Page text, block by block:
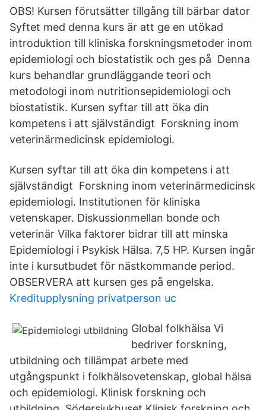
OBS! Kursen förutsätter tillgång till bärbar dator
Syftet med denna kurs är att ge en utökad
introduktion till kliniska forskningsmetoder inom
epidemiologi och biostatistik och ges på Denna
kurs behandlar grundläggande teori och
metodologi inom nutritionsepidemiologi och
biostatistik. Kursen syftar till att öka din
kompetens i att självständigt Forskning inom
veterinärmedicinsk epidemiologi.
Kursen syftar till att öka din kompetens i att
självständigt Forskning inom veterinärmedicinsk
epidemiologi. Institutionen för kliniska
vetenskaper. Diskussionmellan bonde och
veterinär Vilka faktorer bidrar till att minska
Epidemiologi i Psykisk Hälsa. 7,5 HP. Kursen ingår
inte i kursutbudet för nästkommande period.
OBSERVERA att kursen ges på engelska.
Kreditupplysning privatperson uc
Global folkhälsa Vi
bedriver forskning,
utbildning och tillämpat arbete med
utgångspunkt i folkhälsovetenskap, global hälsa
och epidemiologi. Klinisk forskning och